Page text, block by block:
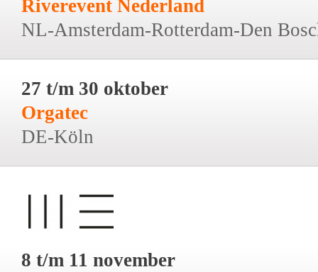
Riverevent Nederland
NL-Amsterdam-Rotterdam-Den
27 t/m 30 oktober
Orgatec
DE-Köln
8 t/m 11 november